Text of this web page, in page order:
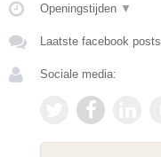
Openingstijden ▼
Laatste facebook posts
Sociale media: